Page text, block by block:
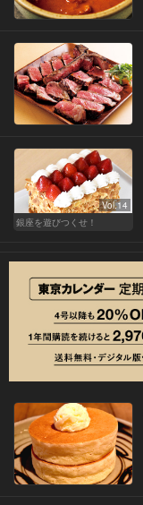
Vol.14
銀座を遊びつくせ！